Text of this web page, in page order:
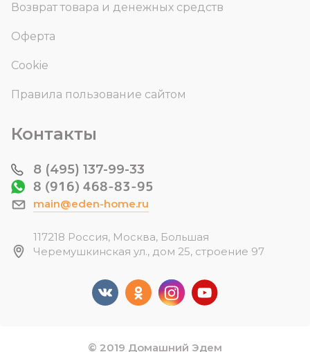
Возврат товара и денежных средств
Оферта
Cookie
Правила пользование сайтом
Контакты
8 (495) 137-99-33
8 (916) 468-83-95
main@eden-home.ru
117218 Россия, Москва, Большая
Черемушкинская ул., дом 25, строение 97
© 2019 Домашний Эдем